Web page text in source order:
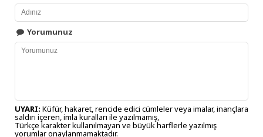
Yorumunuz
UYARI: Küfür, hakaret, rencide edici cümleler veya imalar, inançlara
saldırı içeren, imla kuralları ile yazılmamış,
Türkçe karakter kullanılmayan ve büyük harflerle yazılmış
yorumlar onaylanmamaktadır.